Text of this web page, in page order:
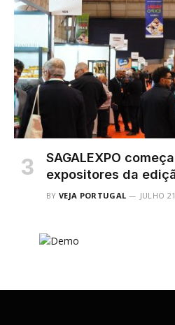
SAGALEXPO
expositores da
BY VEJA PORTUGAL JULHO